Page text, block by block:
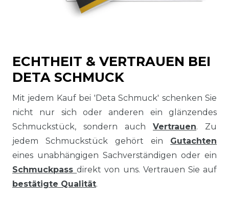
ECHTHEIT & VERTRAUEN BEI
DETA SCHMUCK
Mit jedem Kauf bei 'Deta Schmuck' schenken Sie
nicht nur sich oder anderen ein glänzendes
Schmuckstück, sondern auch Vertrauen. Zu
jedem Schmuckstück gehört ein Gutachten
eines unabhängigen Sachverständigen oder ein
Schmuckpassdirekt von uns. Vertrauen Sie auf
bestätigte Qualität.